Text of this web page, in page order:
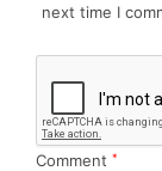
next time I
Comment *